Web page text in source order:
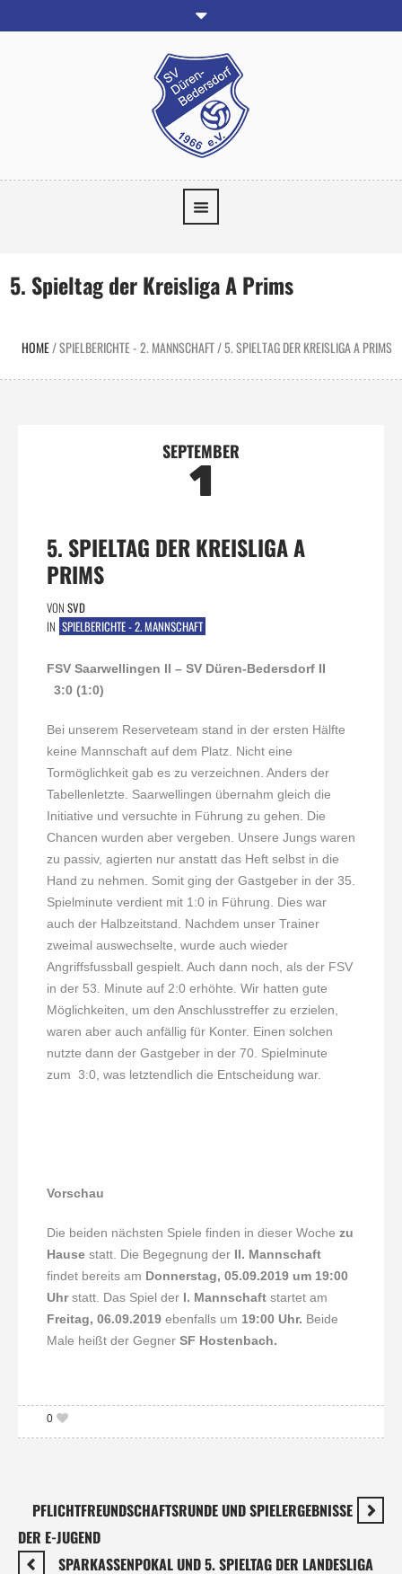
5. Spieltag der Kreisliga A Prims
HOME/SPIELBERICHTE - 2. MANNSCHAFT/5. SPIELTAG DER KREISLIGA A PRIMS
SEPTEMBER
1
5. SPIELTAG DER KREISLIGA A
PRIMS
VON SVD
IN SPIELBERICHTE - 2. MANNSCHAFT
FSV Saarwellingen II – SV Düren-Bedersdorf II
3:0 (1:0)
Bei unserem Reserveteam stand in der ersten Hälfte
keine Mannschaft auf dem Platz. Nicht eine
Tormöglichkeit gab es zu verzeichnen. Anders der
Tabellenletzte. Saarwellingen übernahm gleich die
Initiative und versuchte in Führung zu gehen. Die
Chancen wurden aber vergeben. Unsere Jungs waren
zu passiv, agierten nur anstatt das Heft selbst in die
Hand zu nehmen. Somit ging der Gastgeber in der 35.
Spielminute verdient mit 1:0 in Führung. Dies war
auch der Halbzeitstand. Nachdem unser Trainer
zweimal auswechselte, wurde auch wieder
Angriffsfussball gespielt. Auch dann noch, als der FSV
in der 53. Minute auf 2:0 erhöhte. Wir hatten gute
Möglichkeiten, um den Anschlusstreffer zu erzielen,
waren aber auch anfällig für Konter. Einen solchen
nutzte dann der Gastgeber in der 70. Spielminute
zum 3:0, was letztendlich die Entscheidung war.
Vorschau
Die beiden nächsten Spiele finden in dieser Woche zu
Hause statt. Die Begegnung der II. Mannschaft
findet bereits am Donnerstag, 05.09.2019 um 19:00
Uhrstatt. Das Spiel der I. Mannschaft startet am
Freitag, 06.09.2019 ebenfalls um 19:00 Uhr. Beide
Male heißt der Gegner SF Hostenbach.
0
PFLICHTFREUNDSCHAFTSRUNDE UND SPIELERGEBNISSE
DER E-JUGEND
SPARKASSENPOKAL UND 5. SPIELTAG DER LANDESLIGA